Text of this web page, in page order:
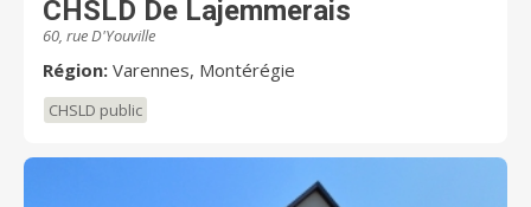
CHSLD De Lajemmerais
60, rue D'Youville
Région: Varennes, Montérégie
CHSLD public